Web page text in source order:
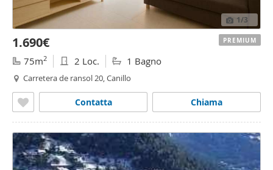
1/3
1.690€
75m2 2 Loc. 1 Bagno
Carretera de ransol 20, Canillo
Chiama
Contatta
PREMIUM